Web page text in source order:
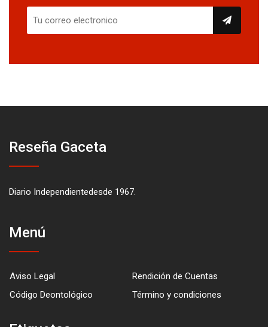
Reseña Gaceta
Diario Independientedesde 1967.
Menú
Aviso Legal
Rendición de Cuentas
Código Deontológico
Término y condiciones